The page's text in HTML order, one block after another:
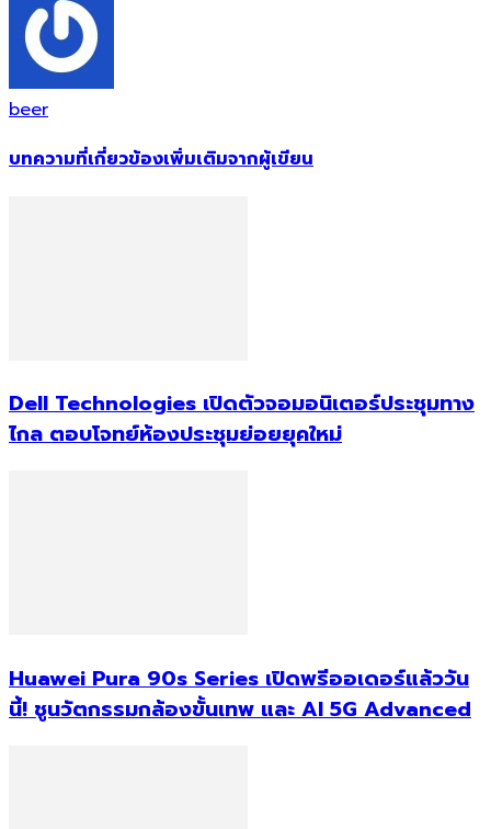
beer
บทความที่เกี่ยวข้องเพิ่มเติมจากผู้เขียน
Dell Technologies เปิดตัวจอมอนิเตอร์ประชุมทาง
ไกล ตอบโจทย์ห้องประชุมย่อยยุคใหม่
Huawei Pura 90s Series เปิดพรีออเดอร์แล้ววัน
นี้! ชูนวัตกรรมกล้องขั้นเทพ และ AI 5G Advanced